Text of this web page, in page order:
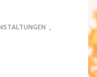
,